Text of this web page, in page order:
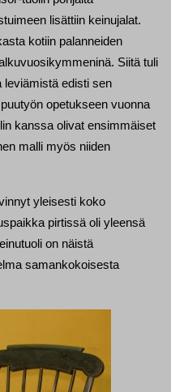
lisättiin keinujalat.
kotiin palanneiden
Siitä tuli
leviämistä edisti sen
opetukseen vuonna
kanssa olivat ensimmäiset
malli myös niiden
yleisesti koko
pirtissä oli yleensä
on näistä
samankokoisesta